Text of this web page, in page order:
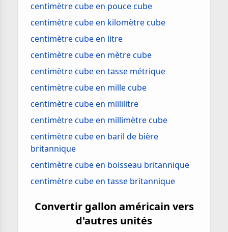
centimètre cube en pouce cube
centimètre cube en kilomètre cube
centimètre cube en litre
centimètre cube en mètre cube
centimètre cube en tasse métrique
centimètre cube en mille cube
centimètre cube en millilitre
centimètre cube en millimètre cube
centimètre cube en baril de bière
britannique
centimètre cube en boisseau britannique
centimètre cube en tasse britannique
Convertir gallon américain vers
d'autres unités